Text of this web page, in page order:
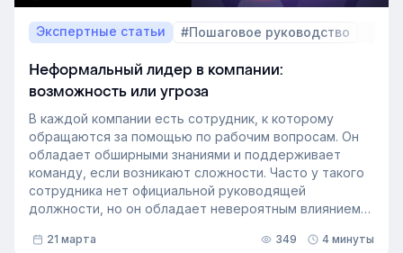
Экспертные статьи #Пошаговое руководство
Неформальный лидер в компании:
возможность или угроза
В каждой компании есть сотрудник, к которому
обращаются за помощью по рабочим вопросам. Он
обладает обширными знаниями и поддерживает
команду, если возникают сложности. Часто у такого
сотрудника нет официальной руководящей
должности, но он обладает невероятным влиянием
неформальный лидер группы. У него есть авторитет
21 марта 349 4 минуты